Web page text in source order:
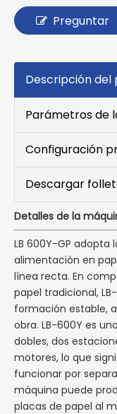
Preguntar
Descripción del
Parámetros de
Configuración
Descargar
Detalles de la
LB 600Y-GP
alimentación en
línea recta. En
papel tradicional,
formación estable,
obra. LB-600Y es
dobles, dos
motores, lo que
funcionar por
máquina puede
placas de papel al